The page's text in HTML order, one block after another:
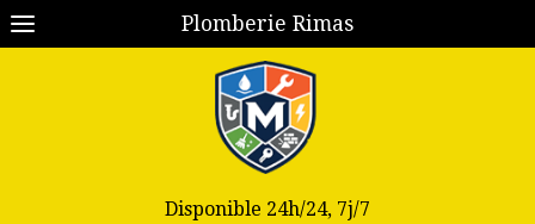
Plomberie Rimas
Disponible 24h/24, 7j/7